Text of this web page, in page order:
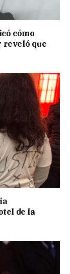
cómo
reveló que
de la